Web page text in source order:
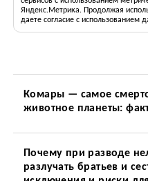
Яндекс.Метрика. Продолжая
даете согласие с использованием
Комары — самое
животное планеты:
Почему при разводе
разлучать братьев и